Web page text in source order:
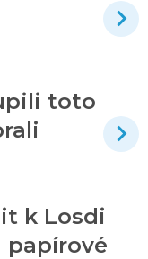
toto
k Losdi
papírové